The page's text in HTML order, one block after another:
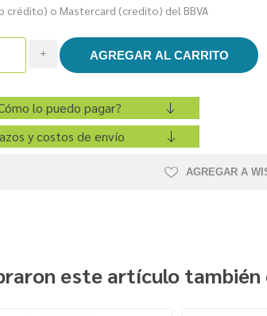
crédito) o Mastercard (credito) del BBVA
i
lo puedo pagar?
y costos de envío
AGREGAR A
este artículo también